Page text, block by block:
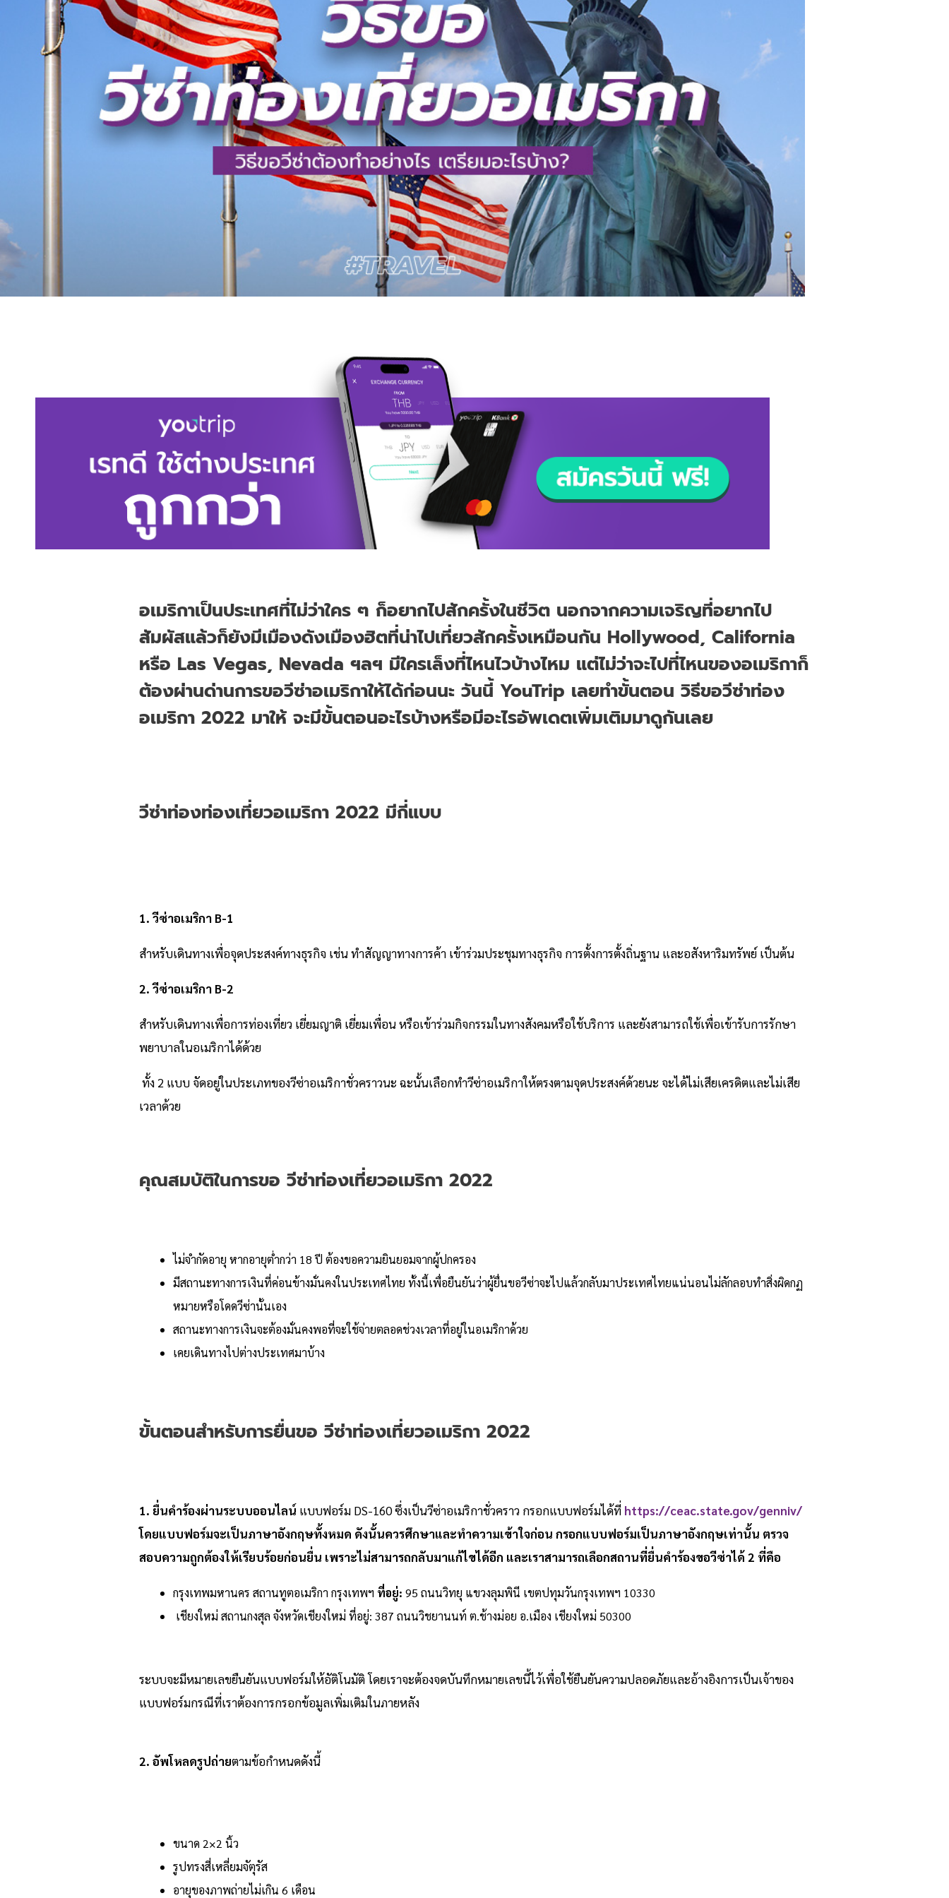
อเมริกาเป็นประเทศที่ไม่ว่าใคร ๆ ก็อยากไปสักครั้งในชีวิต นอกจากความเจริญที่อยากไป
สัมผัสแล้วก็ยังมีเมืองดังเมืองฮิตที่น่าไปเที่ยวสักครั้งเหมือนกัน Hollywood, California
หรือ Las Vegas, Nevada ฯลฯ มีใครเล็งที่ไหนไวบ้างไหม แต่ไม่ว่าจะไปที่ไหนของอเมริกาก็
ต้องผ่านด่านการขอวีซ่าอเมริกาให้ได้ก่อนนะ วันนี้ YouTrip เลยทำขั้นตอน วิธีขอวีซ่าท่อง
อเมริกา 2022 มาให้ จะมีขั้นตอนอะไรบ้างหรือมีอะไรอัพเดตเพิ่มเติมมาดูกันเลย
วีซ่าท่องท่องเที่ยวอเมริกา 2022 มีกี่แบบ
1.วีซ่าอเมริกา B-1
สำหรับเดินทางเพื่อจุดประสงค์ทางธุรกิจ เช่น ทำสัญญาทางการค้า เข้าร่วมประชุมทางธุรกิจ การตั้งการตั้งถิ่นฐาน และอสังหาริมทรัพย์ เป็นต้น
2.วีซ่าอเมริกา B-2
สำหรับเดินทางเพื่อการท่องเที่ยว เยี่ยมญาติ เยี่ยมเพื่อน หรือเข้าร่วมกิจกรรมในทางสังคมหรือใช้บริการ และยังสามารถใช้เพื่อเข้ารับการรักษา
พยาบาลในอเมริกาได้ด้วย
ทั้ง 2 แบบ จัดอยู่ในประเภทของวีซ่าอเมริกาชั่วคราวนะ ฉะนั้นเลือกทำวีซ่าอเมริกาให้ตรงตามจุดประสงค์ด้วยนะ จะได้ไม่เสียเครดิตและไม่เสีย
เวลาด้วย
คุณสมบัติในการขอ วีซ่าท่องเที่ยวอเมริกา 2022
ไม่จำกัดอายุ หากอายุต่ำกว่า 18 ปี ต้องขอความยินยอมจากผู้ปกครอง
มีสถานะทางการเงินที่ค่อนข้างมั่นคงในประเทศไทย ทั้งนี้เพื่อยืนยันว่าผู้ยื่นขอวีซ่าจะไปแล้วกลับมาประเทศไทยแน่นอนไม่ลักลอบทำสิ่งผิดกฏ
หมายหรือโดดวีซ่านั้นเอง
สถานะทางการเงินจะต้องมั่นคงพอที่จะใช้จ่ายตลอดช่วงเวลาที่อยู่ในอเมริกาด้วย
เคยเดินทางไปต่างประเทศมาบ้าง
ขั้นตอนสำหรับการยื่นขอ วีซ่าท่องเที่ยวอเมริกา 2022
1. ยื่นคำร้องผ่านระบบออนไลน์ แบบฟอร์ม DS-160 ซึ่งเป็นวีซ่าอเมริกาชั่วคราว กรอกแบบฟอร์มได้ที่ https://ceac.state.gov/genniv/
โดยแบบฟอร์มจะเป็นภาษาอังกฤษทั้งหมด ดังนั้นควรศึกษาและทำความเข้าใจก่อน กรอกแบบฟอร์มเป็นภาษาอังกฤษเท่านั้น ตรวจ
สอบความถูกต้องให้เรียบร้อยก่อนยื่น เพราะไม่สามารถกลับมาแก้ไขได้อีก และเราสามารถเลือกสถานที่ยื่นคำร้องขอวีซ่าได้ 2 ที่คือ
กรุงเทพมหานคร สถานทูตอเมริกา กรุงเทพฯ ที่อยู่: 95 ถนนวิทยุ แขวงลุมพินี เขตปทุมวันกรุงเทพฯ 10330
เชียงใหม่ สถานกงสุล จังหวัดเชียงใหม่ ที่อยู่: 387 ถนนวิชยานนท์ ต.ช้างม่อย อ.เมือง เชียงใหม่ 50300
ระบบจะมีหมายเลขยืนยันแบบฟอร์มให้อัติโนมัติ โดยเราจะต้องจดบันทึกหมายเลขนี้ไว้เพื่อใช้ยืนยันความปลอดภัยและอ้างอิงการเป็นเจ้าของ
แบบฟอร์มกรณีที่เราต้องการกรอกข้อมูลเพิ่มเติมในภายหลัง
2. อัพโหลดรูปถ่ายตามข้อกำหนดดังนี้
ขนาด 2×2 นิ้ว
รูปทรงสี่เหลี่ยมจัตุรัส
อายุของภาพถ่ายไม่เกิน 6 เดือน